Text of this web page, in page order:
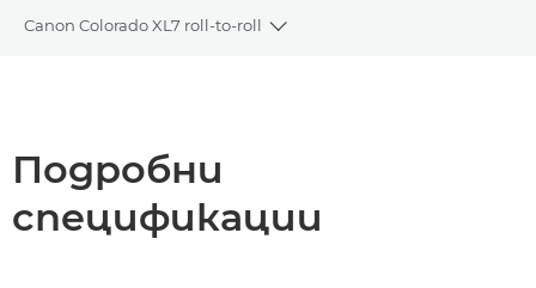
Canon Colorado XL7 roll-to-roll
Toggle breadcrumbs
Изтегляне на PDF
Подробни
спецификации